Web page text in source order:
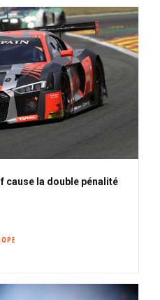
cause la double pénalité